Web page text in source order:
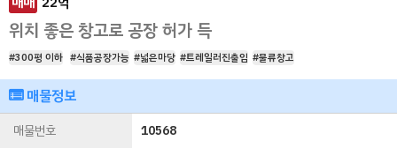
위치 좋은 창고로 공장 허가 득
#300평 이하 #식품공장가능 #넓은마당 #트레일러진출입 #물류창고
매물정보
매물번호
10568